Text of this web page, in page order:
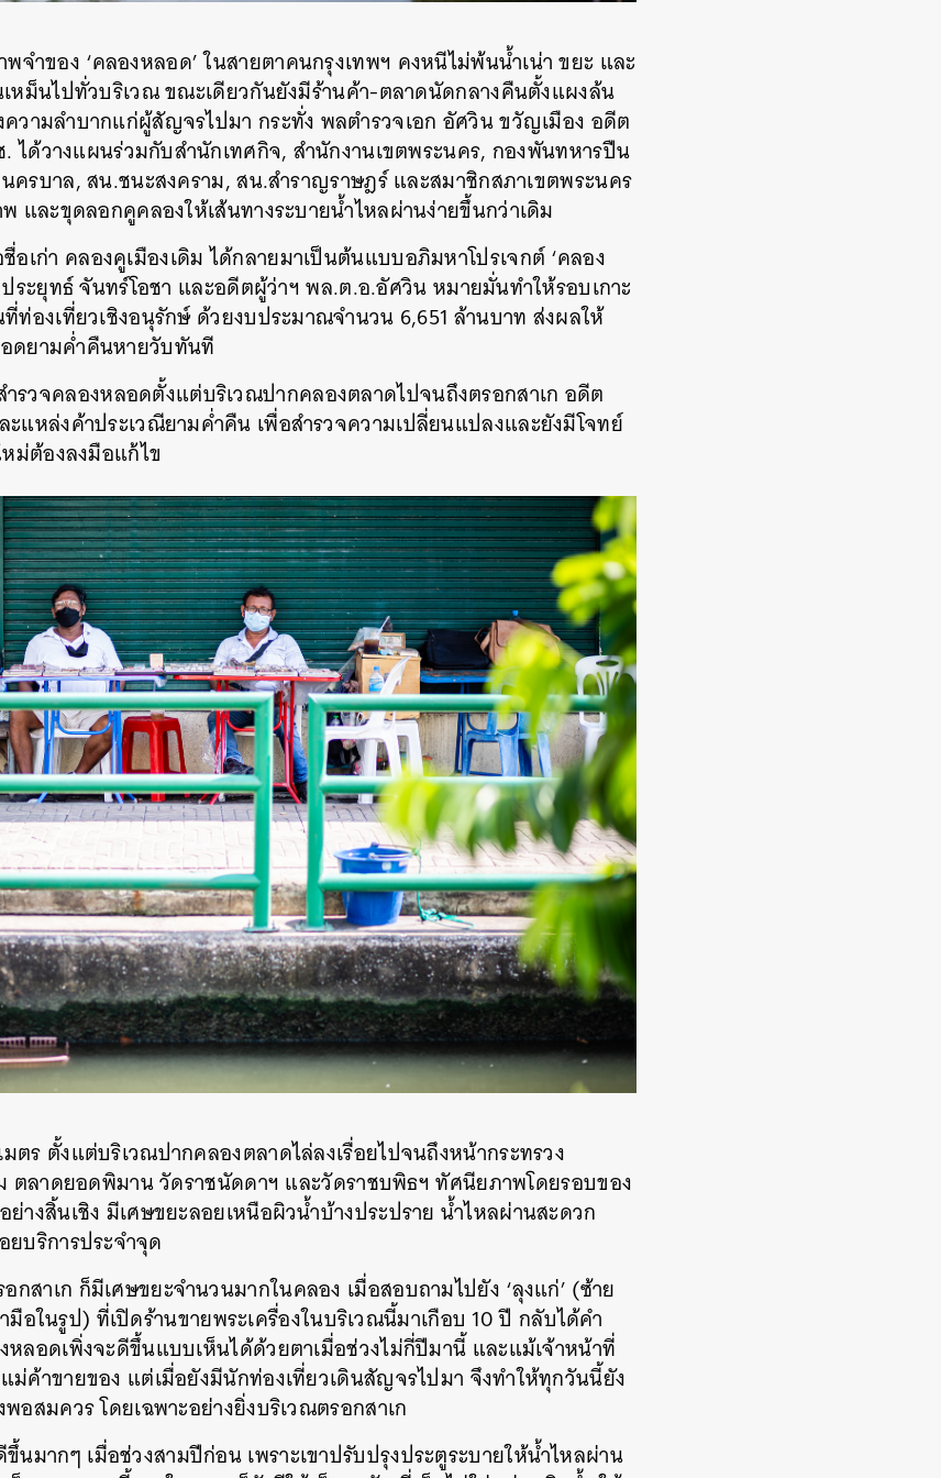
จำของ ‘คลองหลอด’ ในสายตาคนกรุงเทพฯ คงหนีไม่พ้นน้ำเน่า ขยะ และ
หม็นไปทั่วบริเวณ ขณะเดียวกันยังมีร้านค้า-ตลาดนัดกลางคืนตั้งแผงล้น
วามลำบากแก่ผู้สัญจรไปมา กระทั่ง พลตำรวจเอก อัศวิน ขวัญเมือง อดีต
ได้วางแผนร่วมกับสำนักเทศกิจ, สำนักงานเขตพระนคร, กองพันทหารปืน
รบาล, สน.ชนะสงคราม, สน.สำราญราษฎร์ และสมาชิกสภาเขตพระนคร
และขุดลอกคูคลองให้เส้นทางระบายน้ำไหลผ่านง่ายขึ้นกว่าเดิม
เก่า คลองคูเมืองเดิม ได้กลายมาเป็นต้นแบบอภิมหาโปรเจกต์ ‘คลอง
ระยุทธ์ จันทร์โอชา และอดีตผู้ว่าฯ พล.ต.อ.อัศวิน หมายมั่นทำให้รอบเกาะ
ท่องเที่ยวเชิงอนุรักษ์ ด้วยงบประมาณจำนวน 6,651 ล้านบาท ส่งผลให้
ดยามค่ำคืนหายวับทันที
รวจคลองหลอดตั้งแต่บริเวณปากคลองตลาดไปจนถึงตรอกสาเก อดีต
แหล่งค้าประเวณียามค่ำคืน เพื่อสำรวจความเปลี่ยนแปลงและยังมีโจทย์
ม่ต้องลงมือแก้ไข
มตร ตั้งแต่บริเวณปากคลองตลาดไล่ลงเรื่อยไปจนถึงหน้ากระทรวง
ตลาดยอดพิมาน วัดราชนัดดาฯ และวัดราชบพิธฯ ทัศนียภาพโดยรอบของ
างสิ้นเชิง มีเศษขยะลอยเหนือผิวน้ำบ้างประปราย น้ำไหลผ่านสะดวก
บริการประจำจุด
กสาเก ก็มีเศษขยะจำนวนมากในคลอง เมื่อสอบถามไปยัง ‘ลุงแก่’ (ซ้าย
มือในรูป) ที่เปิดร้านขายพระเครื่องในบริเวณนี้มาเกือบ 10 ปี กลับได้คำ
ลอดเพิ่งจะดีขึ้นแบบเห็นได้ด้วยตาเมื่อช่วงไม่กี่ปีมานี้ และแม้เจ้าหน้าที่
ค้าขายของ แต่เมื่อยังมีนักท่องเที่ยวเดินสัญจรไปมา จึงทำให้ทุกวันนี้ยัง
อสมควร โดยเฉพาะอย่างยิ่งบริเวณตรอกสาเก
นมากๆ เมื่อช่วงสามปีก่อน เพราะเขาปรับปรุงประตูระบายให้น้ำไหลผ่าน